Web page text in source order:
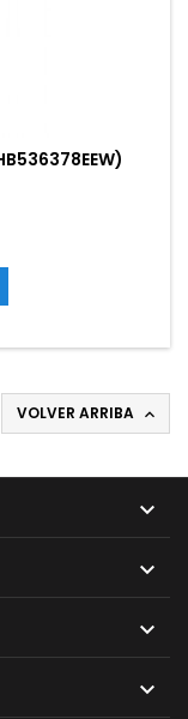
VOLVER ARRIBA 



